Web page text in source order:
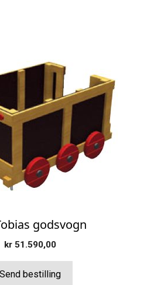
godsvogn
kr51.590,00
Send bestilling